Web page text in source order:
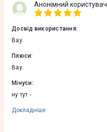
Анонімний користувач
Досвід використання:
Вау.
Плюси:
Вау.
Мінуси:
ну тут -
Докладніше